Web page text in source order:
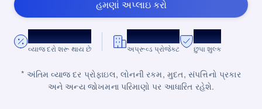
હમણાં અપ્લાઇ કરો
*8.75% વાર્ષિક.
વ્યાજ દરો શરૂ થાય છે
10,000+
અપ્રૂવ્ડ પ્રોજેક્ટ
શૂન્ય
છુપા શુલ્ક
* અંતિમ વ્યાજ દર પ્રોફાઇલ, લોનની રકમ, મુદત, સંપત્તિનો પ્રકાર
અને અન્ય જોખમના પરિમાણો પર આધારિત રહેશે.